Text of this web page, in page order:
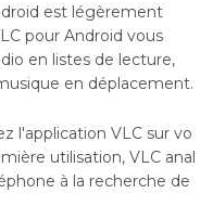
est légèrement
pour Android vous
en listes de lecture,
en déplacement.
l'application VLC sur vo
utilisation, VLC anal
à la recherche de